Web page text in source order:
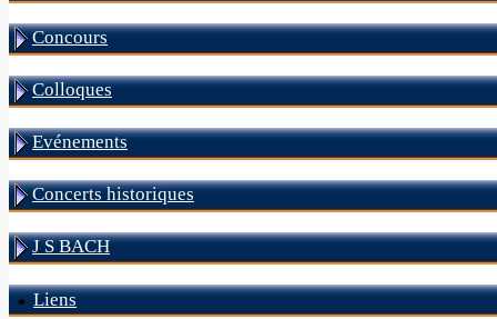
Concours
Colloques
Evénements
Concerts historiques
J S BACH
Liens